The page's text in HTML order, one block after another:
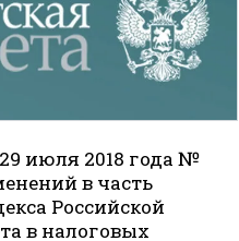
июля 2018 года №
в часть
Российской
в налоговых